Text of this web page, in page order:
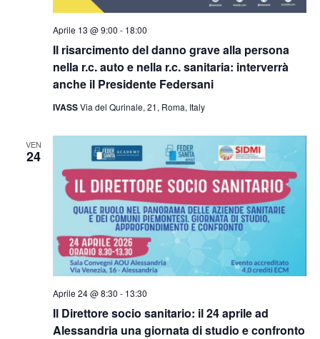
Il risarcimento del danno grave alla persona
nella r.c. auto e nella r.c. sanitaria: interverrà
anche il Presidente Federsani
Aprile 13 @ 9:00 - 18:00
IVASSVia del Qurinale, 21, Roma, Italy
VEN
24
Il Direttore socio sanitario: il 24 aprile ad
Alessandria una giornata di studio e confronto
Aprile 24 @ 8:30 - 13:30